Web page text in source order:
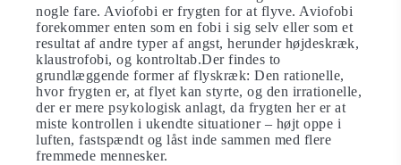
nogle fare. Aviofobi er frygten for at flyve. Aviofobi
forekommer enten som en fobi i sig selv eller som et
resultat af andre typer af angst, herunder højdeskræk,
klaustrofobi, og kontroltab.Der findes to
grundlæggende former af flyskræk: Den rationelle,
hvor frygten er, at flyet kan styrte, og den irrationelle,
der er mere psykologisk anlagt, da frygten her er at
miste kontrollen i ukendte situationer – højt oppe i
luften, fastspændt og låst inde sammen med flere
fremmede mennesker.